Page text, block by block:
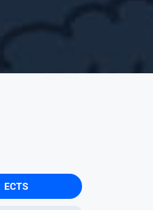
ECTS